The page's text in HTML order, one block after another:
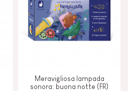
Meravigliosa lampada
sonora: buona notte (FR)